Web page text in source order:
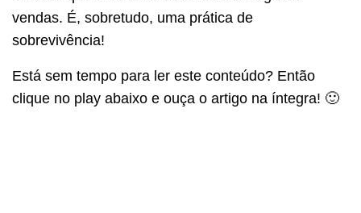
vendas. É, sobretudo, uma prática de
sobrevivência!
Está sem tempo para ler este conteúdo? Então
clique no play abaixo e ouça o artigo na íntegra! 🙂